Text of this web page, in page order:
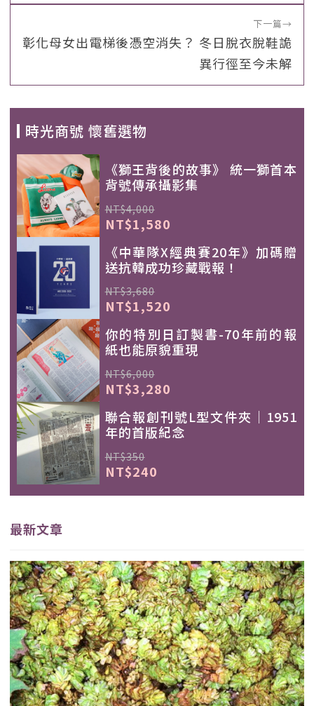
下一篇→
彰化母女出電梯後憑空消失？ 冬日脫衣脫鞋詭
異行徑至今未解
時光商號 懷舊選物
《獅王背後的故事》 統一獅首本
背號傳承攝影集
NT$4,000
NT$1,580
《中華隊X經典賽20年》加碼贈
送抗韓成功珍藏戰報！
NT$3,680
NT$1,520
你的特別日訂製書-70年前的報
紙也能原貌重現
NT$6,000
NT$3,280
聯合報創刊號L型文件夾｜1951
年的首版紀念
NT$350
NT$240
最新文章